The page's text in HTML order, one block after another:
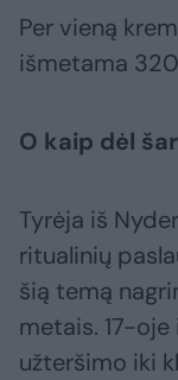
Per vieną
išmetama
O kaip dėl
Tyrėja iš
ritualinių
šią temą
metais. 17-
užteršimo iki